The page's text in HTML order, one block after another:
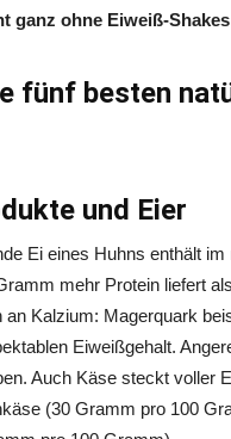
ganz ohne Eiweiß-
fünf besten
und Eier
Ei eines Huhns enthält
mehr Protein liefert
an Kalzium: Magerquark
Eiweißgehalt.
Auch Käse steckt voller
(30 Gramm pro 100